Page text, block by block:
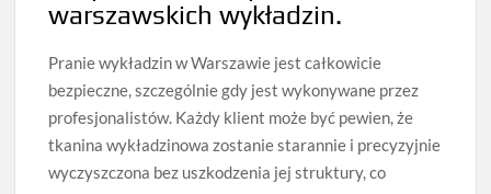
warszawskich wykładzin.
Pranie wykładzin w Warszawie jest całkowicie
bezpieczne, szczególnie gdy jest wykonywane przez
profesjonalistów. Każdy klient może być pewien, że
tkanina wykładzinowa zostanie starannie i precyzyjnie
wyczyszczona bez uszkodzenia jej struktury, co